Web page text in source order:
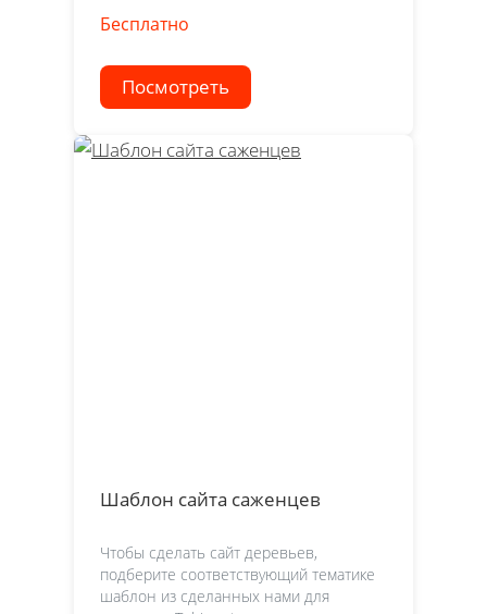
Бесплатно
Посмотреть
Шаблон сайта саженцев
Чтобы сделать сайт деревьев,
подберите соответствующий тематике
шаблон из сделанных нами для